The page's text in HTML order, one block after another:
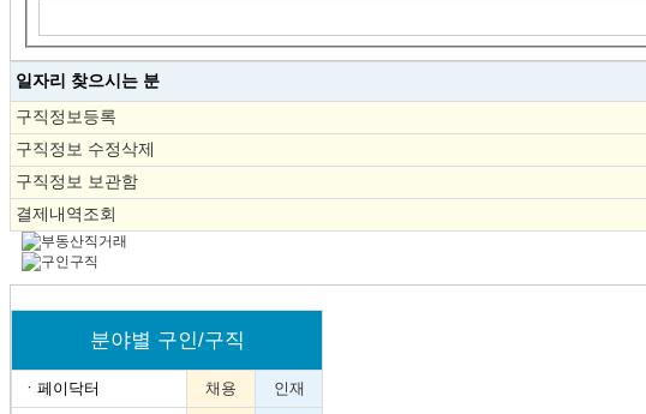
일자리 찾으시는 분
구직정보등록
구직정보 수정삭제
구직정보 보관함
결제내역조회
분야별 구인/구직
ㆍ 페이닥터 채용 인재